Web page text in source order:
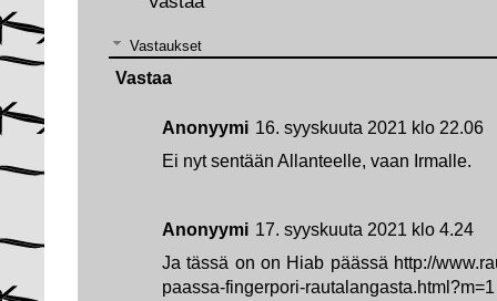
Vastaukset
Anonyymi 16. syyskuuta 2021 klo 22.06
Ei nyt sentään Allanteelle, vaan Irmalle.
Anonyymi 17. syyskuuta 2021 klo 4.24
Ja tässä on on Hiab päässä http://
paassa-fingerpori-rautalangasta.html?m=1
Vastaa